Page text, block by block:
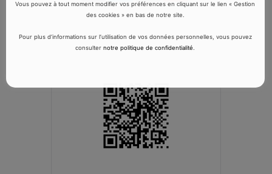
Vous pouvez à tout moment modifier vos préférences en cliquant sur le lien « Gestion
des cookies » en bas de notre site.
Pour plus d’informations sur l’utilisation de vos données personnelles, vous pouvez
consulternotre politique de confidentialité.